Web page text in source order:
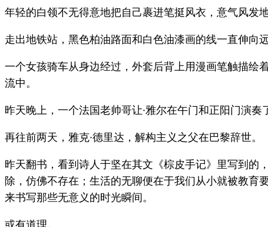
年轻的白领不无得意地把自己裹进笔挺风衣，意气风发
走出地铁站，黑色柏油路面和白色油漆画的线一直伸向
一个女孩骑车从身边经过，外套后背上用漫画笔触描绘
流中。
昨天晚上，一个法国老帅哥让·雅尔在午门和正阳门演奏
再往前两天，雅克·德里达，解构主义之父在巴黎辞世。
昨天翻书，看到诗人于坚在其文《棕皮手记》里写到的
除，仿佛不存在；生活的无聊便在于我们从小就被教育
来书写那些无意义的时光瞬间。
或有道理。